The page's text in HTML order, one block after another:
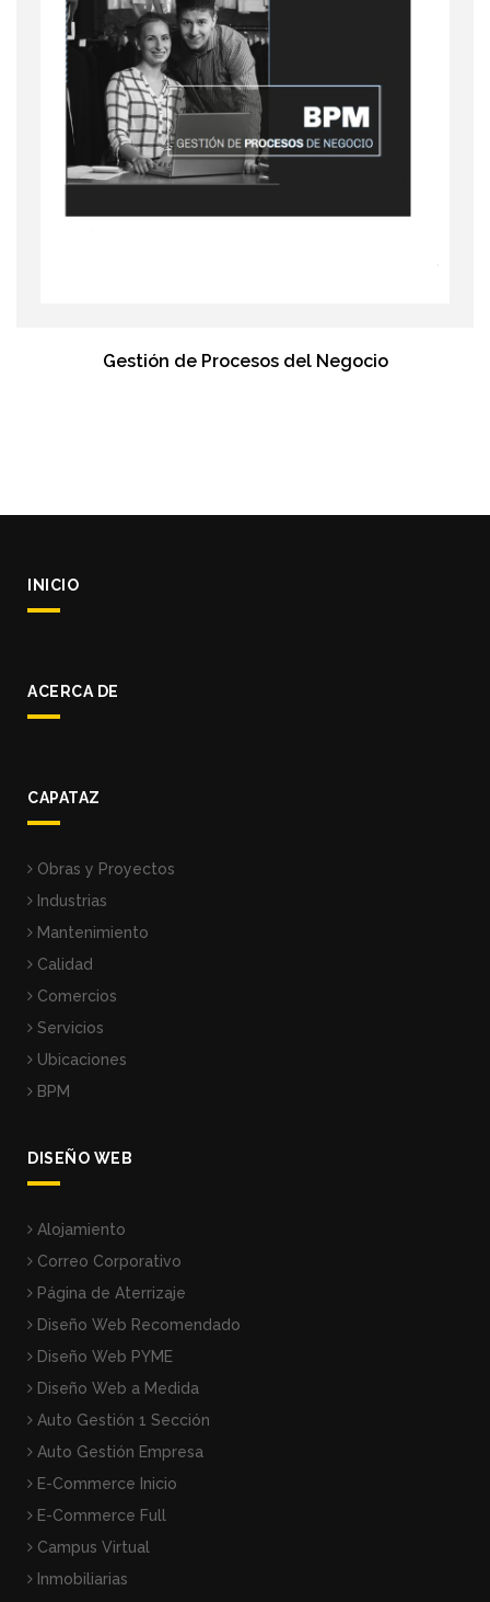
Gestión de Procesos del Negocio
INICIO
ACERCA DE
CAPATAZ
Obras y Proyectos
Industrias
Mantenimiento
Calidad
Comercios
Servicios
Ubicaciones
BPM
DISEÑO WEB
Alojamiento
Correo Corporativo
Página de Aterrizaje
Diseño Web Recomendado
Diseño Web PYME
Diseño Web a Medida
Auto Gestión 1 Sección
Auto Gestión Empresa
E-Commerce Inicio
E-Commerce Full
Campus Virtual
Inmobiliarias